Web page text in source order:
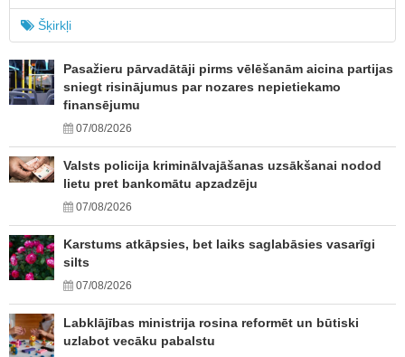
Šķirkļi
Pasažieru pārvadātāji pirms vēlēšanām aicina partijas
sniegt risinājumus par nozares nepietiekamo
finansējumu
07/08/2026
Valsts policija kriminālvajāšanas uzsākšanai nodod
lietu pret bankomātu apzadzēju
07/08/2026
Karstums atkāpsies, bet laiks saglabāsies vasarīgi
silts
07/08/2026
Labklājības ministrija rosina reformēt un būtiski
uzlabot vecāku pabalstu